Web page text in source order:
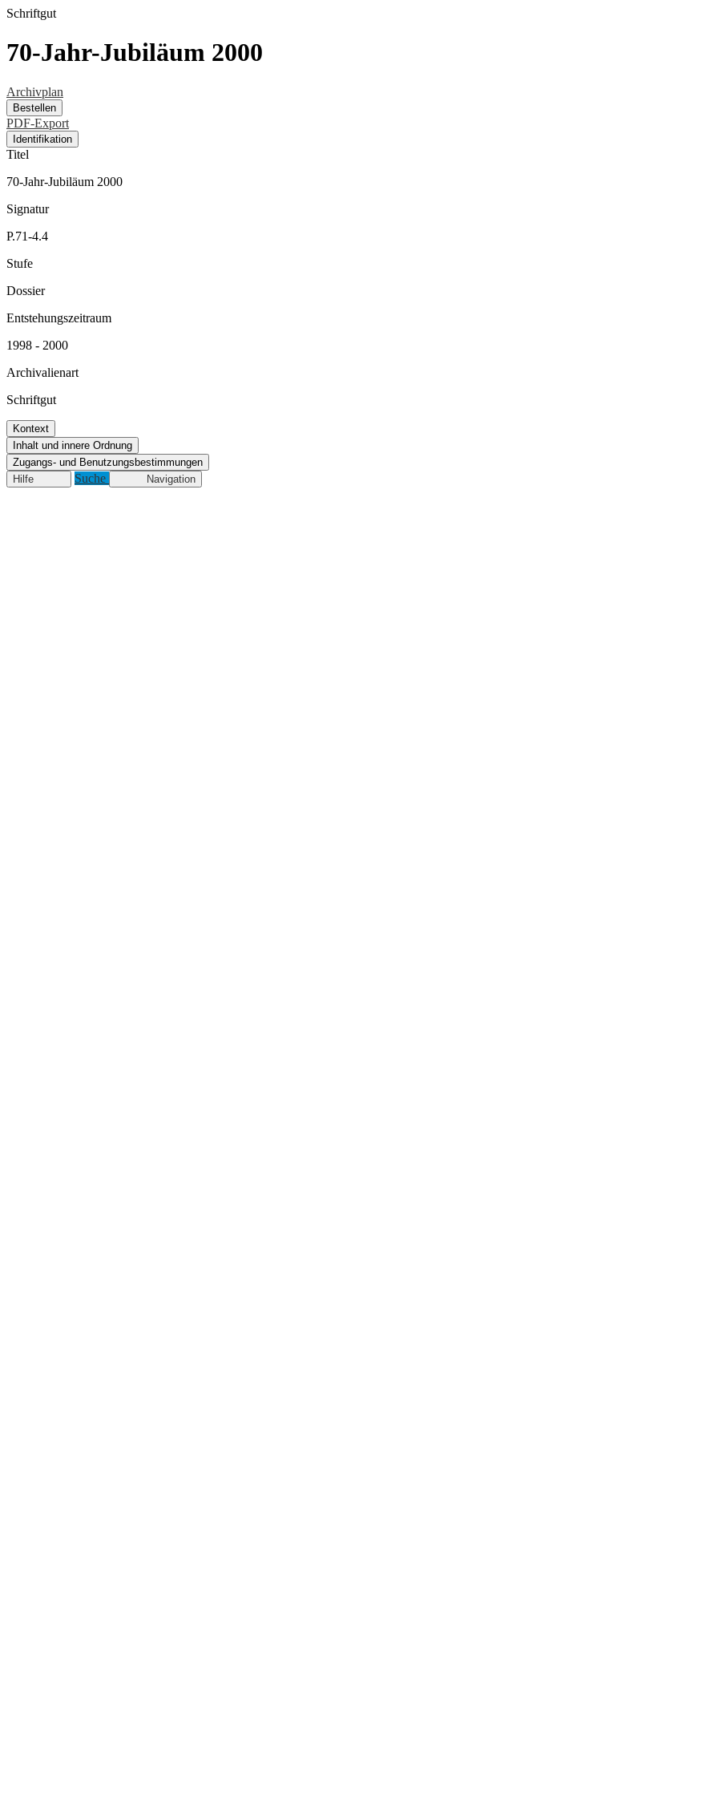
Schriftgut
70-Jahr-Jubiläum 2000
Archivplan
Bestellen
PDF-Export
Identifikation
Titel
70-Jahr-Jubiläum 2000
Signatur
P.71-4.4
Stufe
Dossier
Entstehungszeitraum
1998 - 2000
Archivalienart
Schriftgut
Kontext
Inhalt und innere Ordnung
Zugangs- und Benutzungsbestimmungen
Hilfe
Suche Navigation